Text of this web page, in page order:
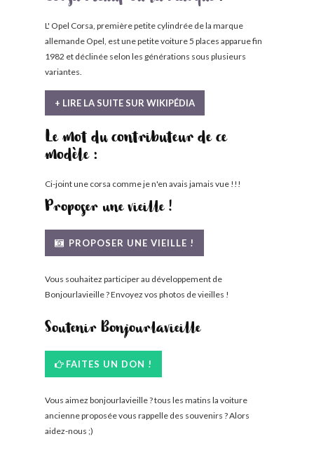
L' Opel Corsa, première petite cylindrée de la marque
allemande Opel, est une petite voiture 5 places apparue fin
1982 et déclinée selon les générations sous plusieurs
variantes.
+ LIRE LA SUITE SUR WIKIPÉDIA
Le mot du contributeur de ce
modèle :
Ci-joint une corsa comme je n'en avais jamais vue !!!
Proposer une vieille !
PROPOSER UNE VIEILLE !
Vous souhaitez participer au développement de
Bonjourlavieille ? Envoyez vos photos de vieilles !
Soutenir Bonjourlavieille
FAITES UN DON !
Vous aimez bonjourlavieille ? tous les matins la voiture
ancienne proposée vous rappelle des souvenirs ? Alors
aidez-nous ;)